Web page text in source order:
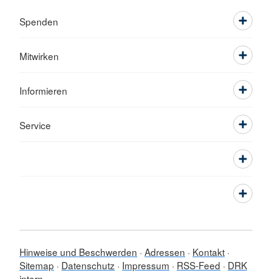
Spenden
Mitwirken
Informieren
Service
Hinweise und Beschwerden Adressen
Kontakt
Sitemap
Datenschutz Impressum RSS-Feed
DRK